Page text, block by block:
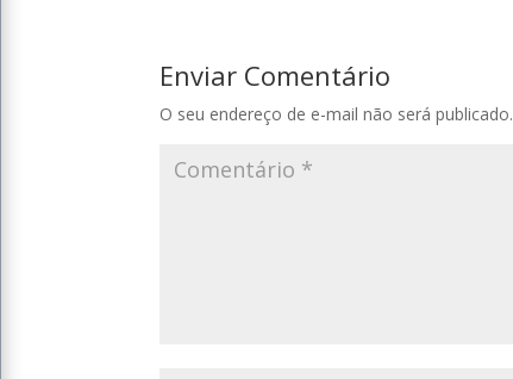
Enviar Comentário
O seu endereço de e-mail não será publicado.